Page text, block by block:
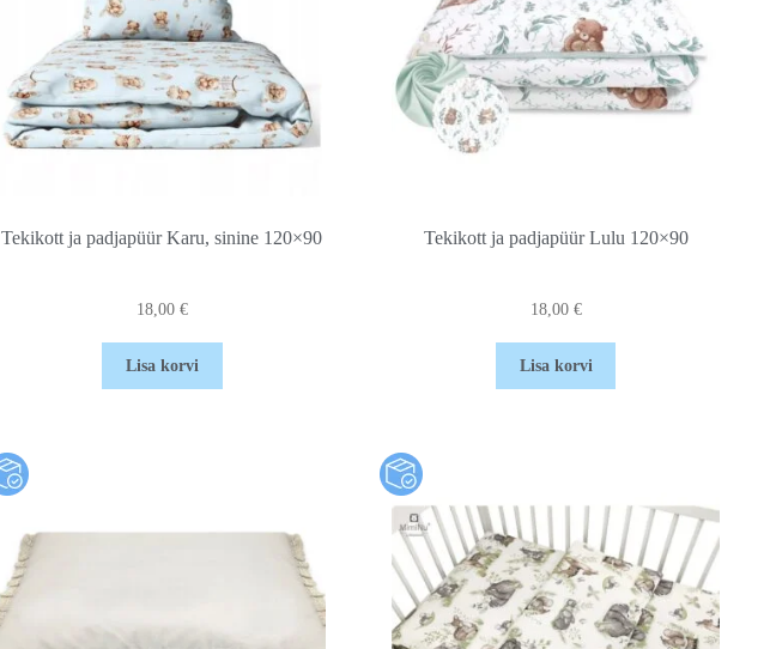
Tekikott ja padjapüür Karu, sinine 120×90
18,00 €
Lisa korvi
Tekikott ja padjapüür Lulu 120×90
18,00 €
Lisa korvi